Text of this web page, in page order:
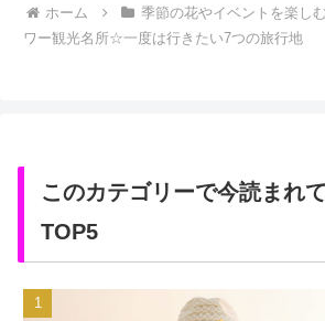
ホーム 季節の花やイベントを楽し
ワー観光名所☆一度は行きたい7つの旅行地
このカテゴリーで今読まれ
TOP5